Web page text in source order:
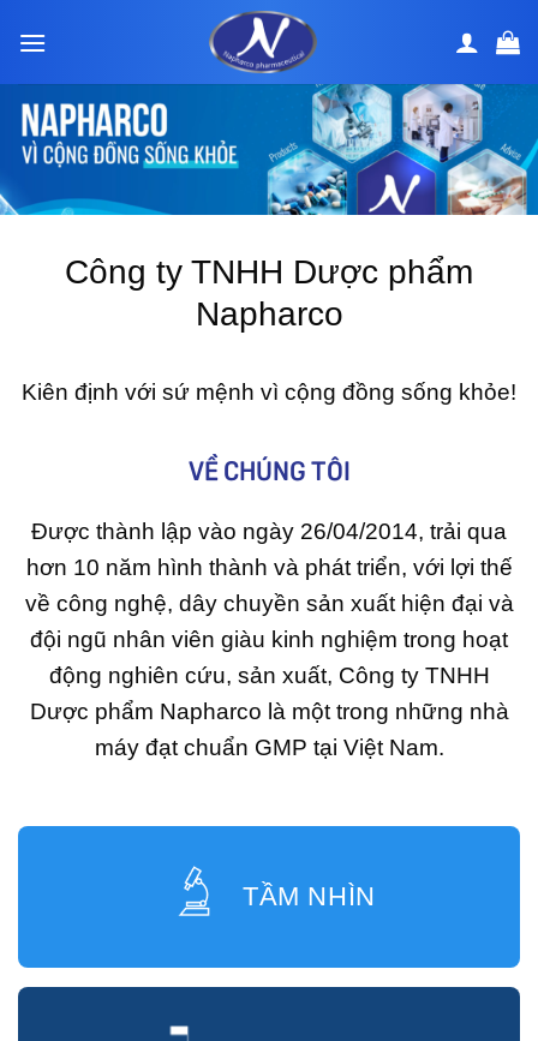
qua
dung
Công ty TNHH Dược phẩm
Napharco
Kiên định với sứ mệnh vì cộng đồng sống khỏe!
VỀ CHÚNG TÔI
Được thành lập vào ngày 26/04/2014, trải qua
hơn 10 năm hình thành và phát triển, với lợi thế
về công nghệ, dây chuyền sản xuất hiện đại và
đội ngũ nhân viên giàu kinh nghiệm trong hoạt
động nghiên cứu, sản xuất, Công ty TNHH
Dược phẩm Napharco là một trong những nhà
máy đạt chuẩn GMP tại Việt Nam.
TẦM NHÌN